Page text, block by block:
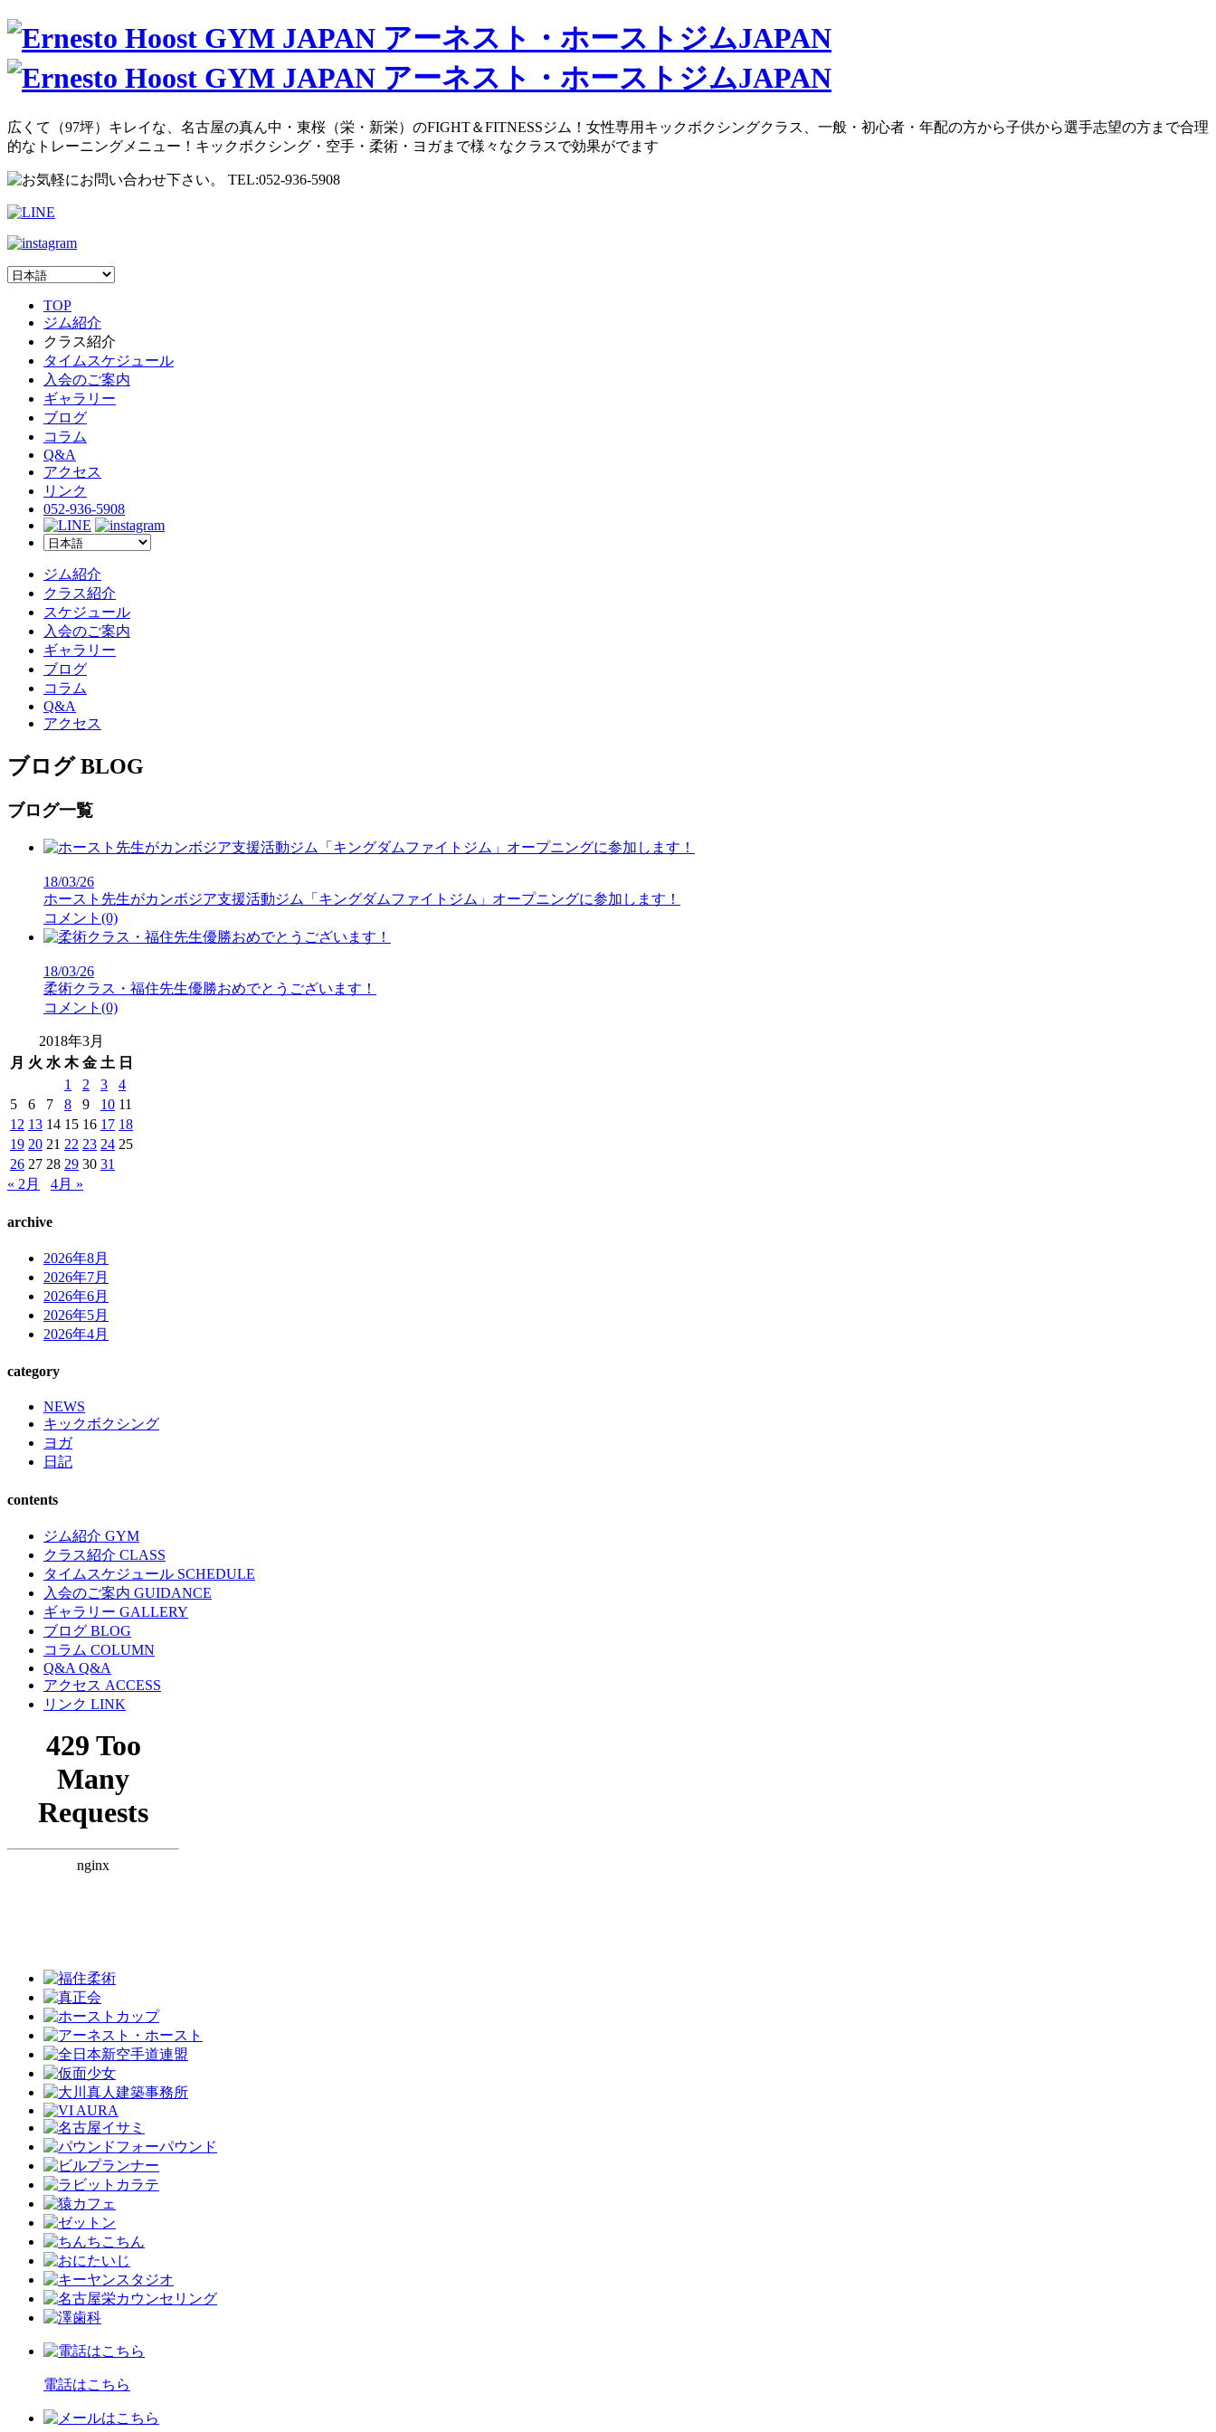
広くて（97坪）キレイな、名古屋の真ん中・東桜（栄・新栄）のFIGHT＆FITNESSジム！女性専用キックボクシングクラス、一般・初心者・年配の方から子供から選手志望の方まで合理
的なトレーニングメニュー！キックボクシング・空手・柔術・ヨガまで様々なクラスで効果がでます
TOP
ジム紹介
クラス紹介
タイムスケジュール
入会のご案内
ギャラリー
ブログ
コラム
Q&A
アクセス
リンク
052-936-5908
ジム紹介
クラス紹介
スケジュール
入会のご案内
ギャラリー
ブログ
コラム
Q&A
アクセス
ブログ BLOG
ブログ一覧
18/03/26
ホースト先生がカンボジア支援活動ジム「キングダムファイトジム」オープニングに参加します！
コメント(0)
18/03/26
柔術クラス・福住先生優勝おめでとうございます！
コメント(0)
2018年3月
月 火 水 木 金 土 日
1
2 3
4
5
6 7 8 9 10 11
12 13 14 15 16 17 18
19 20 21 22 23 24 25
26 27 28 29 30 31
« 2月
4月 »
archive
2026年8月
2026年7月
2026年6月
2026年5月
2026年4月
category
NEWS
キックボクシング
ヨガ
日記
contents
ジム紹介 GYM
クラス紹介 CLASS
タイムスケジュール SCHEDULE
入会のご案内 GUIDANCE
ギャラリー GALLERY
ブログ BLOG
コラム COLUMN
Q&A Q&A
アクセス ACCESS
リンク LINK
電話はこちら